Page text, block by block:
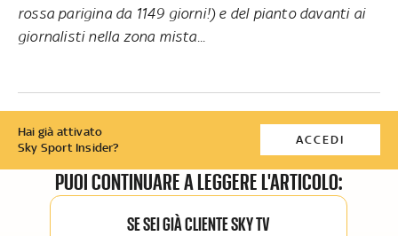
rossa parigina da 1149 giorni!) e del pianto davanti ai
giornalisti nella zona mista...
Hai già attivato
Sky Sport Insider?
ACCEDI
PUOI CONTINUARE A LEGGERE L'ARTICOLO:
SE SEI GIÀ CLIENTE SKY TV